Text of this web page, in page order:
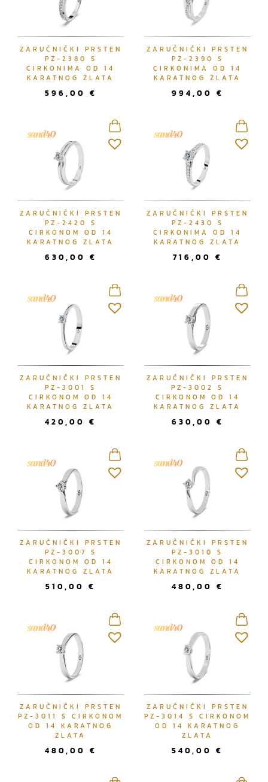
ZARUČNIČKI PRSTEN
PZ-2380 S
CIRKONIMA OD 14
KARATNOG ZLATA
596,00 €
ZARUČNIČKI PRSTEN
PZ-2390 S
CIRKONIMA OD 14
KARATNOG ZLATA
994,00 €
ZARUČNIČKI PRSTEN
PZ-2420 S
CIRKONOM OD 14
KARATNOG ZLATA
630,00 €
ZARUČNIČKI PRSTEN
PZ-2430 S
CIRKONIMA OD 14
KARATNOG ZLATA
716,00 €
ZARUČNIČKI PRSTEN
PZ-3001 S
CIRKONOM OD 14
KARATNOG ZLATA
420,00 €
ZARUČNIČKI PRSTEN
PZ-3002 S
CIRKONOM OD 14
KARATNOG ZLATA
630,00 €
ZARUČNIČKI PRSTEN
PZ-3007 S
CIRKONOM OD 14
KARATNOG ZLATA
510,00 €
ZARUČNIČKI PRSTEN
PZ-3010 S
CIRKONOM OD 14
KARATNOG ZLATA
480,00 €
ZARUČNIČKI PRSTEN
PZ-3011 S CIRKONOM
OD 14 KARATNOG
ZLATA
480,00 €
ZARUČNIČKI PRSTEN
PZ-3014 S CIRKONOM
OD 14 KARATNOG
ZLATA
540,00 €